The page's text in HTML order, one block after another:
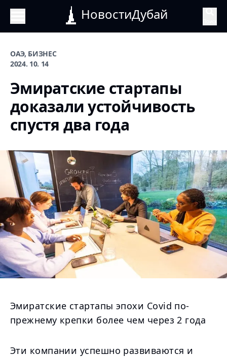
НовостиДубай
ОАЭ, БИЗНЕС
2024. 10. 14
Эмиратские стартапы
доказали устойчивость
спустя два года
Эмиратские стартапы эпохи Covid по-
прежнему крепки более чем через 2 года
Эти компании успешно развиваются и